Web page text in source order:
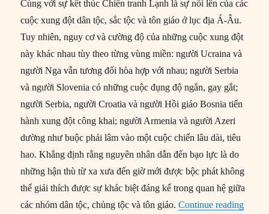
hành xung đột công khai; người Armenia và người Azeri
dường như buộc phải lâm vào một cuộc chiến lâu dài, tiêu
hao. Khẳng định rằng nguyên nhân dẫn đến bạo lực là do
những hận thù từ xa xưa đến giờ mới được bộc phát không
thể giải thích được sự khác biệt đáng kể trong quan hệ giữa
các nhóm dân tộc, chủng tộc và tôn giáo.Continue reading
Author
NCQT
Posted
on
25/07/2013 Categories
An ninh quốc tế, Biên dịch,Các
vấn đề toàn cầu,Chính trị quốc tế ,Địa chính trị, Lý thuyết
QHQT
Tags
Barry Posen, Nguyễn Võ Dân Sinh ,Phan Đoàn
Hoài Trinh, Survival ,xung đột sắc tộc 0 Comments